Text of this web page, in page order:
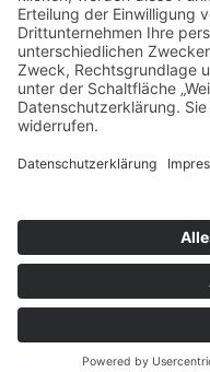
Zahlungsarten
&
Alle Preise inkl. gesetzl.
© 2026 SCHNAUZEN-